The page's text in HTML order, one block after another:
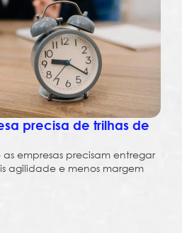
precisa de trilhas de
empresas precisam entregar
agilidade e menos margem